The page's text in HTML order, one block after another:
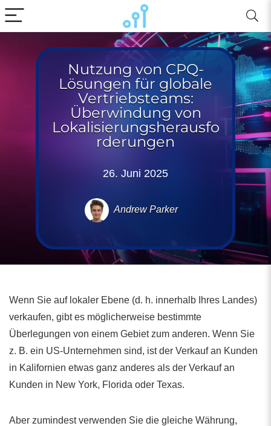
Nutzung von CPQ-
Lösungen für globale
Vertriebsteams:
Überwindung von
Lokalisierungsherausfo
rderungen
26. Juni 2025
Andrew Parker
Wenn Sie auf lokaler Ebene (d. h. innerhalb Ihres Landes)
verkaufen, gibt es möglicherweise bestimmte
Überlegungen von einem Gebiet zum anderen. Wenn Sie
z. B. ein US-Unternehmen sind, ist der Verkauf an Kunden
in Kalifornien etwas ganz anderes als der Verkauf an
Kunden in New York, Florida oder Texas.
Aber zumindest verwenden Sie die gleiche Währung,